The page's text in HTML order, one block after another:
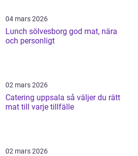
04 mars 2026
Lunch sölvesborg god mat, nära
och personligt
02 mars 2026
Catering uppsala så väljer du rätt
mat till varje tillfälle
02 mars 2026